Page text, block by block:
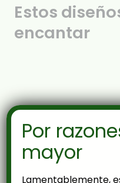
Estos
encantar
Por
mayor
Lamentablemente,